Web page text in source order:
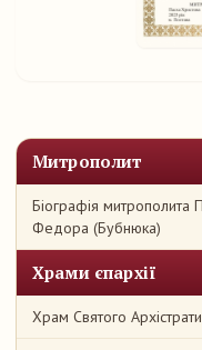
Митрополит
Біографія митрополита
Федора (Бубнюка)
Храми єпархії
Храм Святого